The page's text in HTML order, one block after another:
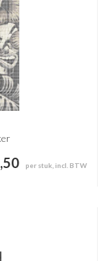
per stuk, incl. BTW